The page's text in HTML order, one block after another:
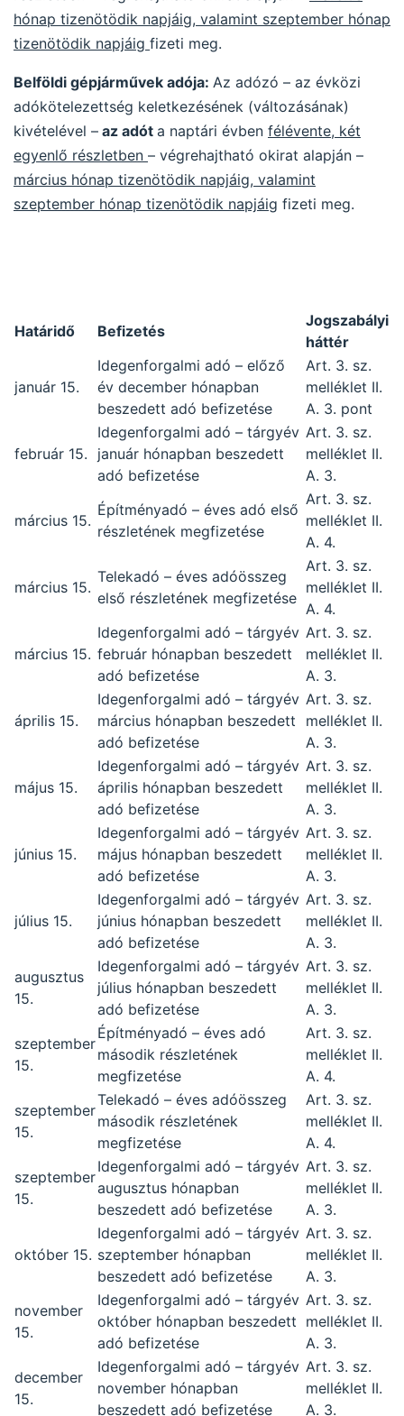
hónap tizenötödik napjáig, valamint szeptember hónap
tizenötödik napjáig fizeti meg.
Belföldi gépjárművek adója: Az adózó – az évközi
adókötelezettség keletkezésének (változásának)
kivételével – az adót a naptári évben félévente, két
egyenlő részletben – végrehajtható okirat alapján –
március hónap tizenötödik napjáig, valamint
szeptember hónap tizenötödik napjáig fizeti meg.
Határidő Befizetés
Jogszabályi
háttér
január 15.
Idegenforgalmi adó – előző
év december hónapban
beszedett adó befizetése
Art. 3. sz.
melléklet II.
A. 3. pont
február 15.
Idegenforgalmi adó – tárgyév
január hónapban beszedett
adó befizetése
Art. 3. sz.
melléklet II.
A. 3.
március 15.
Építményadó – éves adó első
részletének megfizetése
Art. 3. sz.
melléklet II.
A. 4.
március 15.
Telekadó – éves adóösszeg
első részletének megfizetése
Art. 3. sz.
melléklet II.
A. 4.
március 15.
Idegenforgalmi adó – tárgyév
február hónapban beszedett
adó befizetése
Art. 3. sz.
melléklet II.
A. 3.
április 15.
Idegenforgalmi adó – tárgyév
március hónapban beszedett
adó befizetése
Art. 3. sz.
melléklet II.
A. 3.
május 15.
Idegenforgalmi adó – tárgyév
április hónapban beszedett
adó befizetése
Art. 3. sz.
melléklet II.
A. 3.
június 15.
Idegenforgalmi adó – tárgyév
május hónapban beszedett
adó befizetése
Art. 3. sz.
melléklet II.
A. 3.
július 15.
Idegenforgalmi adó – tárgyév
június hónapban beszedett
adó befizetése
Art. 3. sz.
melléklet II.
A. 3.
augusztus
15.
Idegenforgalmi adó – tárgyév
július hónapban beszedett
adó befizetése
Art. 3. sz.
melléklet II.
A. 3.
szeptember
15.
Építményadó – éves adó
második részletének
megfizetése
Art. 3. sz.
melléklet II.
A. 4.
szeptember
15.
Telekadó – éves adóösszeg
második részletének
megfizetése
Art. 3. sz.
melléklet II.
A. 4.
szeptember
15.
Idegenforgalmi adó – tárgyév
augusztus hónapban
beszedett adó befizetése
Art. 3. sz.
melléklet II.
A. 3.
október 15.
Idegenforgalmi adó – tárgyév
szeptember hónapban
beszedett adó befizetése
Art. 3. sz.
melléklet II.
A. 3.
november
15.
Idegenforgalmi adó – tárgyév
október hónapban beszedett
adó befizetése
Art. 3. sz.
melléklet II.
A. 3.
december
15.
Idegenforgalmi adó – tárgyév
november hónapban
beszedett adó befizetése
Art. 3. sz.
melléklet II.
A. 3.